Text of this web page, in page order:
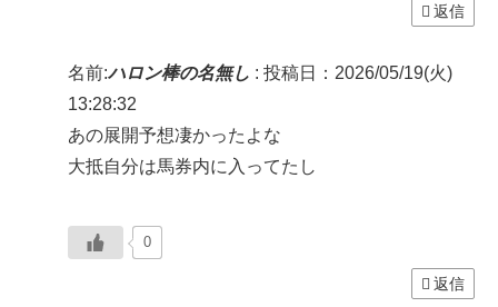
返信
名前:ハロン棒の名無し : 投稿日：2026/05/19(火)
13:28:32
あの展開予想凄かったよな
大抵自分は馬券内に入ってたし
0
返信